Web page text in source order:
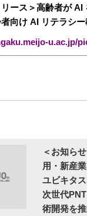
リース＞高齢者が
向け AI リテラシ
u.ac.jp/
＜お知ら
用・新産
ユビキタ
次世代
術開発を